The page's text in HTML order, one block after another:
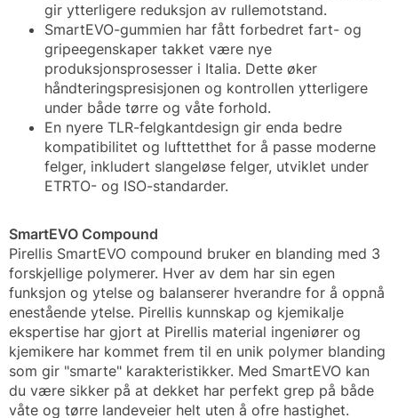
gir ytterligere reduksjon av rullemotstand.
SmartEVO-gummien har fått forbedret fart- og
gripeegenskaper takket være nye
produksjonsprosesser i Italia. Dette øker
håndteringspresisjonen og kontrollen ytterligere
under både tørre og våte forhold.
En nyere TLR-felgkantdesign gir enda bedre
kompatibilitet og lufttetthet for å passe moderne
felger, inkludert slangeløse felger, utviklet under
ETRTO- og ISO-standarder.
SmartEVO Compound
Pirellis SmartEVO compound bruker en blanding med 3
forskjellige polymerer. Hver av dem har sin egen
funksjon og ytelse og balanserer hverandre for å oppnå
enestående ytelse. Pirellis kunnskap og kjemikalje
ekspertise har gjort at Pirellis material ingeniører og
kjemikere har kommet frem til en unik polymer blanding
som gir "smarte" karakteristikker. Med SmartEVO kan
du være sikker på at dekket har perfekt grep på både
våte og tørre landeveier helt uten å ofre hastighet.